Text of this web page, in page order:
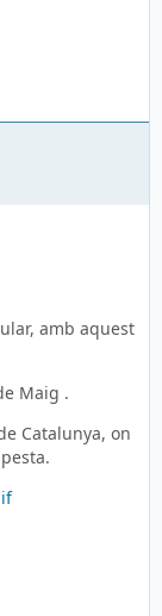
amb aquest
Maig .
Catalunya, on